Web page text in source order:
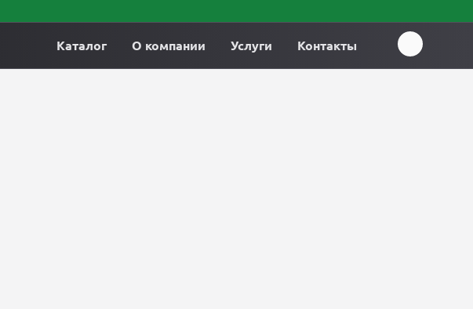
Каталог О компании Услуги Контакты